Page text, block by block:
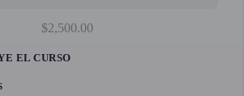
$2,500.00
EL CURSO